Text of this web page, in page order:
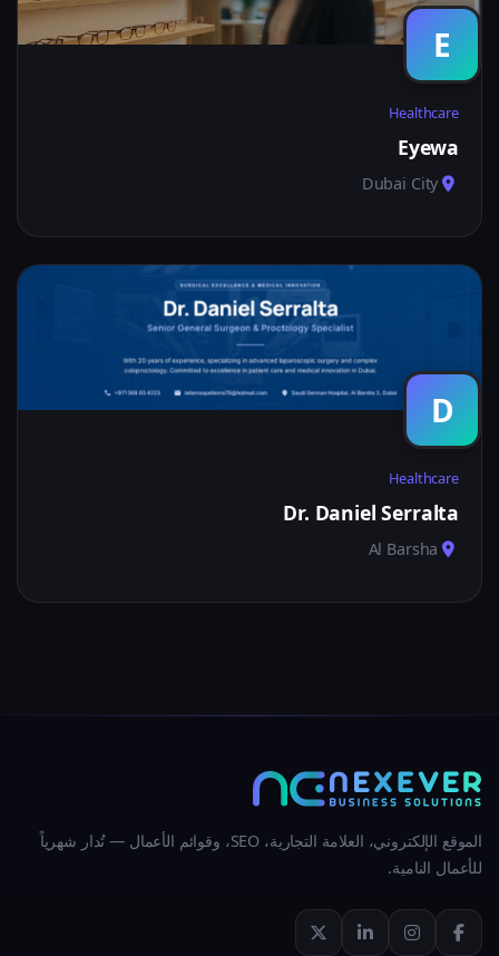
E
Healthcare
Eyewa
Dubai City
D
Healthcare
Dr. Daniel Serralta
Al Barsha
الموقع الإلكتروني، العلامة التجارية، SEO، وقوائم الأعمال — تُدار شهرياً
للأعمال النامية.